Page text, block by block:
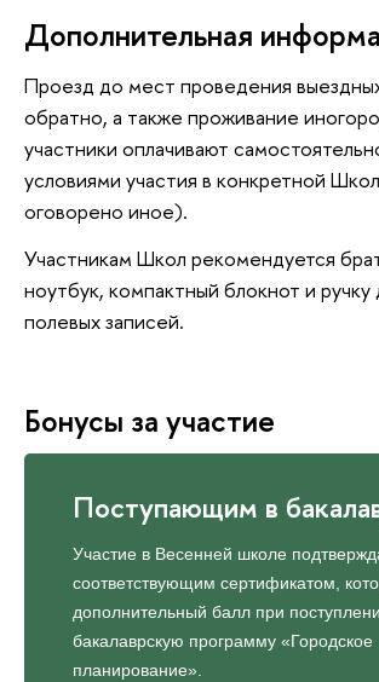
Дополнительная
Проезд до мест проведения
обратно, а также проживание
участники оплачивают
условиями участия в конкретной
оговорено иное).
Участникам Школ рекомендуется
ноутбук, компактный блокнот и ручку
полевых записей.
Бонусы за участие
Поступающим в
Участие в Весенней школе
соответствующим сертификатом,
дополнительный балл при
бакалаврскую программу «Городское
планирование».